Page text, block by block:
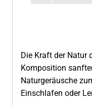
Die Kraft der Natur
Komposition
Naturgeräusche
Einschlafen oder